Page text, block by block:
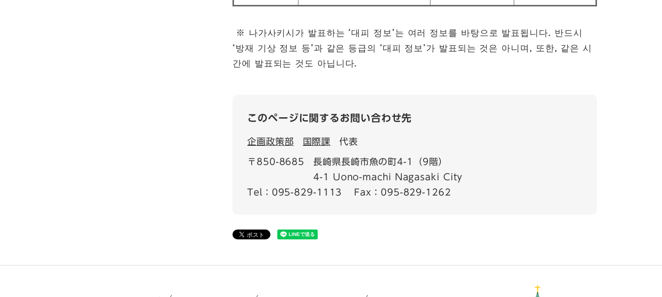
※ 나가사키시가 발표하는 ‘대피 정보’는 여러 정보를 바탕으로 발표됩니다. 반드시
‘방재 기상 정보 등’과 같은 등급의 ‘대피 정보’가 발표되는 것은 아니며, 또한, 같은 시
간에 발표되는 것도 아닙니다.
このページに関するお問い合わせ先
企画政策部 国際課 代表
〒850-8685
長崎県長崎市魚の町4-1（9階）
4-1 Uono-machi Nagasaki City
Tel：095-829-1113
Fax：095-829-1262